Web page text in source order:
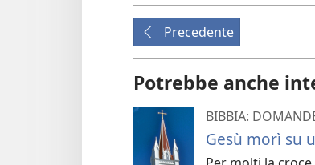
Precedente
Potrebbe anche
BIBBIA:
Gesù morì su